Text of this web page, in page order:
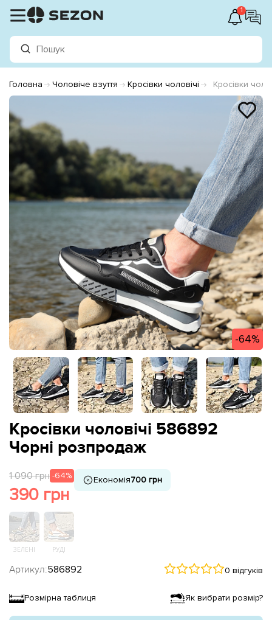
1
Головна Чоловіче взуття Кросівки чоловічі Кросівки
-64%
Кросівки чоловічі 586892
Чорні розпродаж
1 090 грн -64%
390 грн
Економія700 грн
ЗЕЛЕНІ РУДІ
Артикул:586892 0 відгуків
Розмірна таблиця Як вибрати розмір?